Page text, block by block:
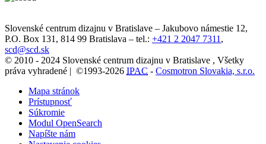
Slovenské centrum dizajnu v Bratislave – Jakubovo námestie 12,
P.O. Box 131, 814 99 Bratislava – tel.: +421 2 2047 7311 ,
scd@scd.sk
© 2010 - 2024 Slovenské centrum dizajnu v Bratislave , Všetky
práva vyhradené | ©1993-2026 IPAC - Cosmotron Slovakia, s.r.o.
Mapa stránok
Prístupnosť
Súkromie
Modul OpenSearch
Napíšte nám